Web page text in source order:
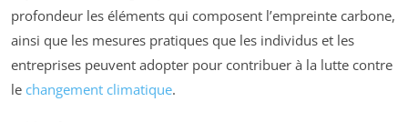
profondeur les éléments qui composent l’empreinte carbone,
ainsi que les mesures pratiques que les individus et les
entreprises peuvent adopter pour contribuer à la lutte contre
le changement climatique.